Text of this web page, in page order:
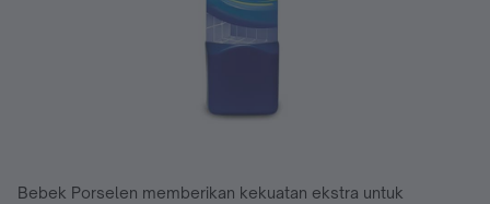
Bebek Porselen memberikan kekuatan ekstra untuk